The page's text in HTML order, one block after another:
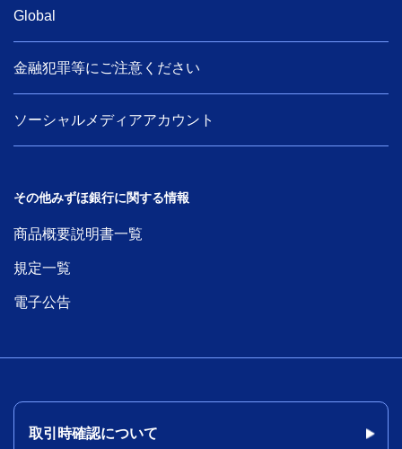
Global
金融犯罪等にご注意ください
ソーシャルメディアアカウント
その他みずほ銀行に関する情報
商品概要説明書一覧
規定一覧
電子公告
取引時確認について